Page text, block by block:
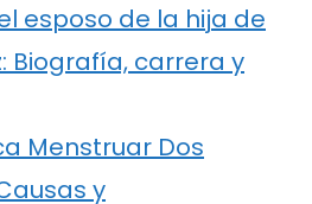
esposo de la hija de
Biografía, carrera y
Menstruar Dos
y